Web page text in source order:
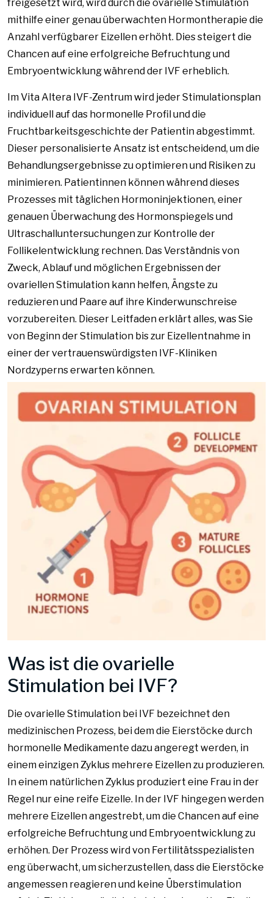
freigesetzt wird, wird durch die ovarielle Stimulation
mithilfe einer genau überwachten Hormontherapie die
Anzahl verfügbarer Eizellen erhöht. Dies steigert die
Chancen auf eine erfolgreiche Befruchtung und
Embryoentwicklung während der IVF erheblich.
Im Vita Altera IVF-Zentrum wird jeder Stimulationsplan
individuell auf das hormonelle Profil und die
Fruchtbarkeitsgeschichte der Patientin abgestimmt.
Dieser personalisierte Ansatz ist entscheidend, um die
Behandlungsergebnisse zu optimieren und Risiken zu
minimieren. Patientinnen können während dieses
Prozesses mit täglichen Hormoninjektionen, einer
genauen Überwachung des Hormonspiegels und
Ultraschalluntersuchungen zur Kontrolle der
Follikelentwicklung rechnen. Das Verständnis von
Zweck, Ablauf und möglichen Ergebnissen der
ovariellen Stimulation kann helfen, Ängste zu
reduzieren und Paare auf ihre Kinderwunschreise
vorzubereiten. Dieser Leitfaden erklärt alles, was Sie
von Beginn der Stimulation bis zur Eizellentnahme in
einer der vertrauenswürdigsten IVF-Kliniken
Nordzyperns erwarten können.
Was ist die ovarielle
Stimulation bei IVF?
Die ovarielle Stimulation bei IVF bezeichnet den
medizinischen Prozess, bei dem die Eierstöcke durch
hormonelle Medikamente dazu angeregt werden, in
einem einzigen Zyklus mehrere Eizellen zu produzieren.
In einem natürlichen Zyklus produziert eine Frau in der
Regel nur eine reife Eizelle. In der IVF hingegen werden
mehrere Eizellen angestrebt, um die Chancen auf eine
erfolgreiche Befruchtung und Embryoentwicklung zu
erhöhen. Der Prozess wird von Fertilitätsspezialisten
eng überwacht, um sicherzustellen, dass die Eierstöcke
angemessen reagieren und keine Überstimulation